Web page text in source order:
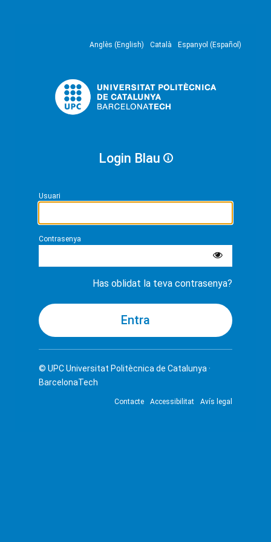
Anglès (English) Català Espanyol (Español)
Login Blau
Usuari
Contrasenya
Has oblidat la teva contrasenya?
© UPCUniversitat Politècnica de Catalunya ·
BarcelonaTech
Contacte Accessibilitat Avís legal